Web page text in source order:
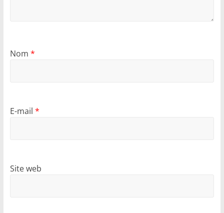
Nom *
E-mail *
Site web